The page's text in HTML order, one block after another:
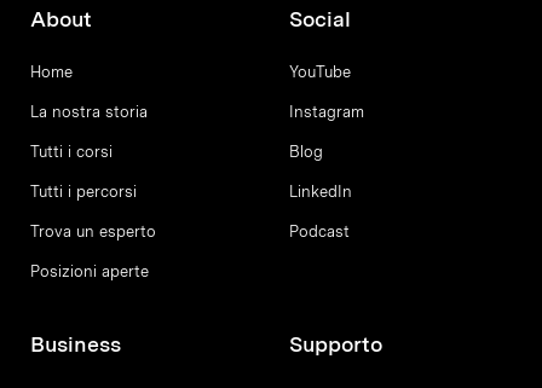
About
Home
La nostra storia
Tutti i corsi
Tutti i percorsi
Trova un esperto
Posizioni aperte
Social
YouTube
Instagram
Blog
LinkedIn
Podcast
Business Supporto